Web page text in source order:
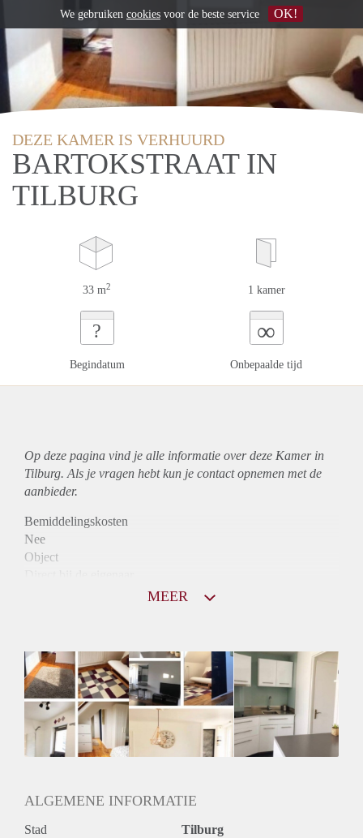
DEZE KAMER IS VERHUURD
BARTOKSTRAAT IN
TILBURG
33 m2 1 kamer
?
Begindatum
∞
Onbepaalde tijd
Op deze pagina vind je alle informatie over deze Kamer in
Tilburg. Als je vragen hebt kun je contact opnemen met de
aanbieder.
Bemiddelingskosten
Nee
Object
Huurtoeslag
Mogelijk
Inkomen eis
2,6 X De bruto huur
Huurtermijn
Onbepaalde termijn
MEER
ALGEMENE INFORMATIE
Stad Tilburg
We gebruiken cookies voor de beste service OK!